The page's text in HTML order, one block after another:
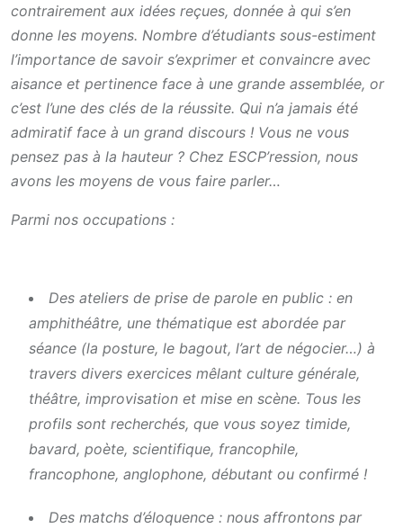
contrairement aux idées reçues, donnée à qui s’en
donne les moyens. Nombre d’étudiants sous-estiment
l’importance de savoir s’exprimer et convaincre avec
aisance et pertinence face à une grande assemblée, or
c’est l’une des clés de la réussite. Qui n’a jamais été
admiratif face à un grand discours ! Vous ne vous
pensez pas à la hauteur ? Chez ESCP’ression, nous
avons les moyens de vous faire parler…
Parmi nos occupations :
Des ateliers de prise de parole en public : en
amphithéâtre, une thématique est abordée par
séance (la posture, le bagout, l’art de négocier…) à
travers divers exercices mêlant culture générale,
théâtre, improvisation et mise en scène. Tous les
profils sont recherchés, que vous soyez timide,
bavard, poète, scientifique, francophile,
francophone, anglophone, débutant ou confirmé !
Des matchs d’éloquence : nous affrontons par